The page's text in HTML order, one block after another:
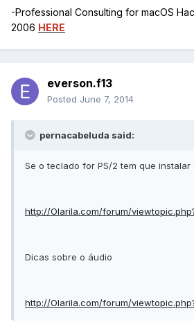
-Professional Consulting for macOS
2006 HERE
everson.f13
Posted June 7, 2014
pernacabeluda said:
Se o teclado for PS/2 tem que instalar
http://Olarila.com/forum/
Dicas sobre o áudio
http://Olarila.com/forum/